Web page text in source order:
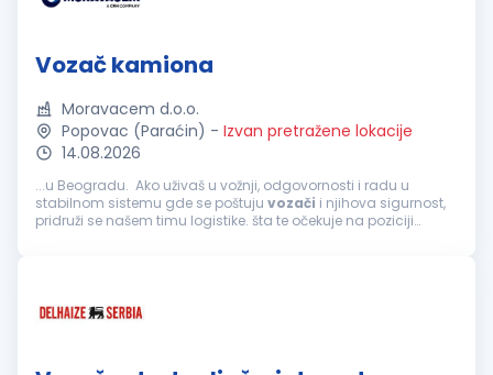
Vozač kamiona
Moravacem d.o.o.
Popovac (Paraćin) - Izvan pretražene lokacije
14.08.2026
...u Beogradu. Ako uživaš u vožnji, odgovornosti i radu u
stabilnom sistemu gde se poštuju vozači i njihova sigurnost,
pridruži se našem timu logistike. šta te očekuje na poziciji